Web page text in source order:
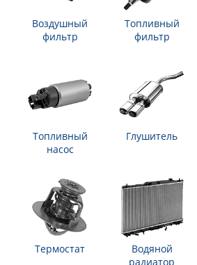
Воздушный
фильтр
Топливный
фильтр
Топливный
насос
Глушитель
Термостат
Водяной
радиатор